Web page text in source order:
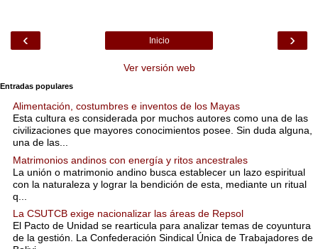
‹ ›
Inicio
Ver versión web
Entradas populares
Alimentación, costumbres e inventos de los Mayas
Esta cultura es considerada por muchos autores como una de las
civilizaciones que mayores conocimientos posee. Sin duda alguna,
una de las...
Matrimonios andinos con energía y ritos ancestrales
La unión o matrimonio andino busca establecer un lazo espiritual
con la naturaleza y lograr la bendición de esta, mediante un ritual
q...
La CSUTCB exige nacionalizar las áreas de Repsol
El Pacto de Unidad se rearticula para analizar temas de coyuntura
de la gestión. La Confederación Sindical Única de Trabajadores de